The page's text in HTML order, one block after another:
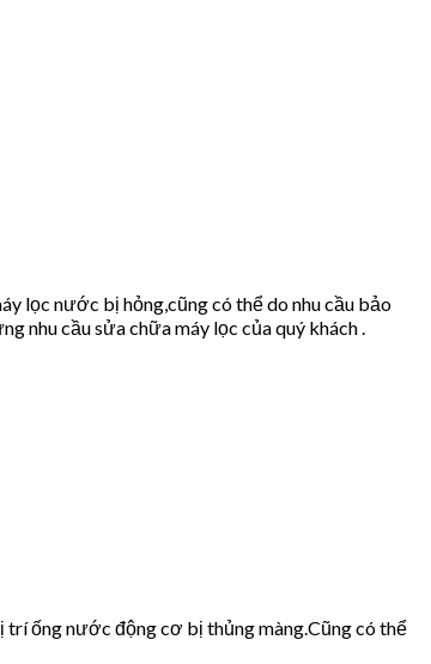
lọc nước bị hỏng,cũng có thể do nhu cầu bảo
nhu cầu sửa chữa máy lọc của quý khách .
ống nước động cơ bị thủng màng.Cũng có thể